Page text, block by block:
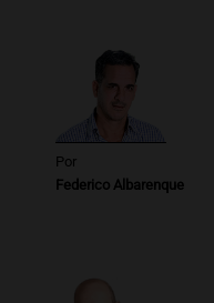
Fe relativiza
jubilaciones
Panorama Federal
Episodios
Por
Federico Albarenque